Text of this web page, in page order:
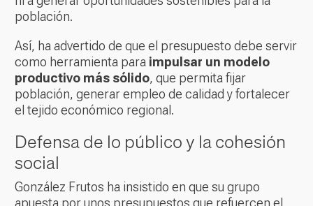
población.
Así, ha advertido de que el presupuesto debe servir
como herramienta para impulsar un modelo
productivo más sólido, que permita fijar
población, generar empleo de calidad y fortalecer
el tejido económico regional.
Defensa de lo público y la cohesión
social
González Frutos ha insistido en que su grupo
apuesta por unos presupuestos que refuercen el